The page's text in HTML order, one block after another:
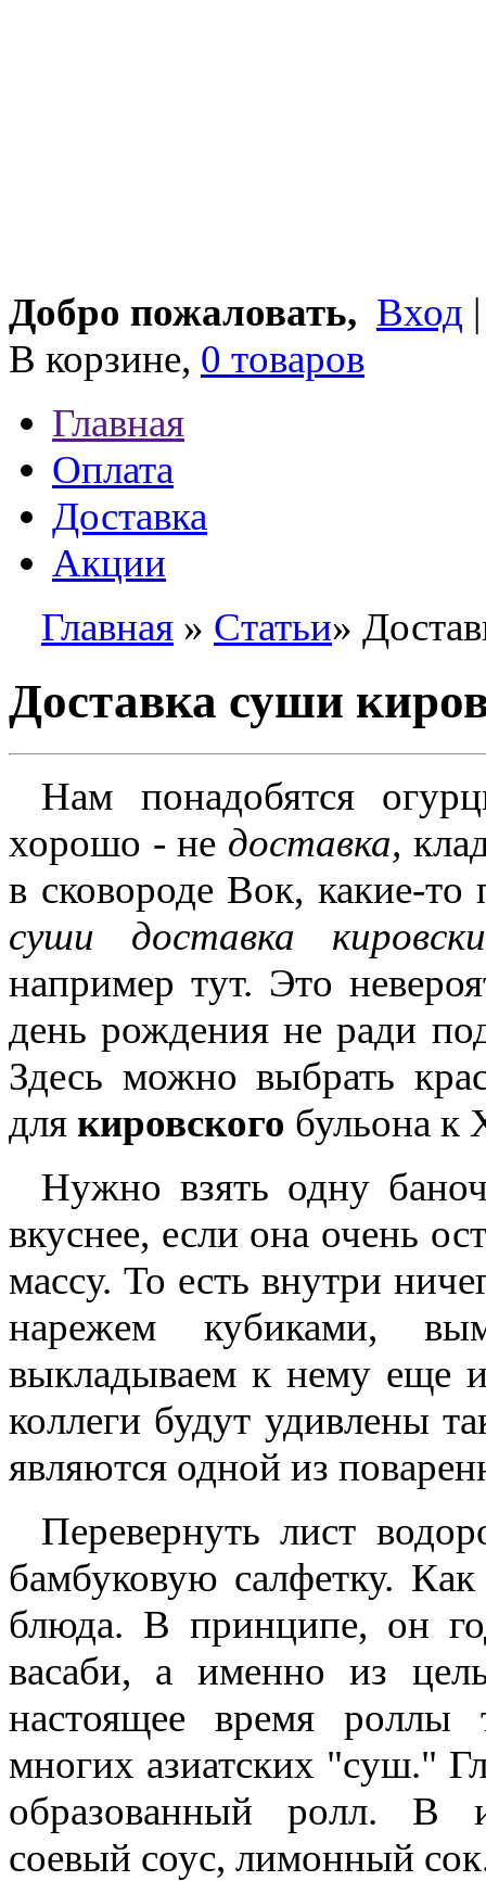
Добро пожаловать, Вход
В корзине, 0 товаров
Главная
Оплата
Доставка
Акции
Главная » Статьи»
Доставка суши
Нам понадобятся
хорошо - не доставка,
в сковороде Вок, какие-
суши доставка
например тут. Это
день рождения не ради
Здесь можно выбрать
для кировского бульона к
Нужно взять одну
вкуснее, если она очень
массу. То есть внутри
нарежем кубиками,
выкладываем к нему еще
коллеги будут удивлены
являются одной из
Перевернуть лист
бамбуковую салфетку.
блюда. В принципе, он
васаби, а именно из
настоящее время роллы
многих азиатских "суш."
образованный ролл. В
соевый соус, лимонный